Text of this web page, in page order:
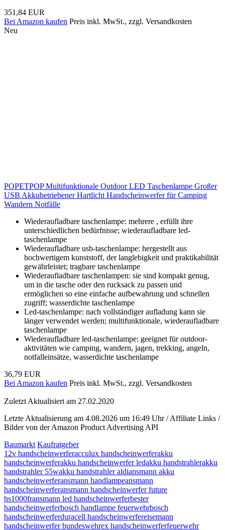
351,84 EUR
Bei Amazon kaufen Preis inkl. MwSt., zzgl. Versandkosten
Neu
POPETPOP Multifunktionale Outdoor LED Taschenlampe Großer
USB Akkubetriebener Hartlicht Handscheinwerfer für Camping
Wandern Notfälle
Wiederaufladbare taschenlampe: mehrere , erfüllt ihre
unterschiedlichen bedürfnisse; wiederaufladbare led-
taschenlampe
Wiederaufladbare usb-taschenlampe: hergestellt aus
hochwertigem kunststoff, der langlebigkeit und praktikabilität
gewährleistet; tragbare taschenlampe
Wiederaufladbare taschenlampen: sie sind kompakt genug,
um in die tasche oder den rucksack zu passen und
ermöglichen so eine einfache aufbewahrung und schnellen
zugriff; wasserdichte taschenlampe
Led-taschenlampe: nach vollständiger aufladung kann sie
länger verwendet werden; multifunktionale, wiederaufladbare
taschenlampe
Wiederaufladbare led-taschenlampe: geeignet für outdoor-
aktivitäten wie camping, wandern, jagen, trekking, angeln,
notfalleinsätze, wasserdichte taschenlampe
36,79 EUR
Bei Amazon kaufen Preis inkl. MwSt., zzgl. Versandkosten
Zuletzt Aktualisiert am 27.02.2020
Letzte Aktualisierung am 4.08.2026 um 16:49 Uhr / Affiliate Links /
Bilder von der Amazon Product Advertising API
Baumarkt Kaufratgeber
12v handscheinwerferacculux handscheinwerferakku
handscheinwerferakku handscheinwerfer ledakku handstrahlerakku
handstrahler 55wakku handstrahler aldiansmann akku
handscheinwerferansmann handlampeansmann
handscheinwerferansmann handscheinwerfer future
hs1000fransmann led handscheinwerferbester
handscheinwerferbosch handlampe feuerwehrbosch
handscheinwerferduracell handscheinwerfereisemann
handscheinwerfer bundeswehrex handscheinwerferfeuerwehr